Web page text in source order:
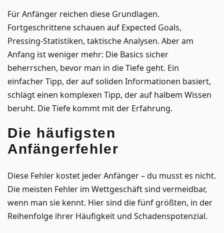
Für Anfänger reichen diese Grundlagen.
Fortgeschrittene schauen auf Expected Goals,
Pressing-Statistiken, taktische Analysen. Aber am
Anfang ist weniger mehr: Die Basics sicher
beherrschen, bevor man in die Tiefe geht. Ein
einfacher Tipp, der auf soliden Informationen basiert,
schlägt einen komplexen Tipp, der auf halbem Wissen
beruht. Die Tiefe kommt mit der Erfahrung.
Die häufigsten
Anfängerfehler
Diese Fehler kostet jeder Anfänger – du musst es nicht.
Die meisten Fehler im Wettgeschäft sind vermeidbar,
wenn man sie kennt. Hier sind die fünf größten, in der
Reihenfolge ihrer Häufigkeit und Schadenspotenzial.